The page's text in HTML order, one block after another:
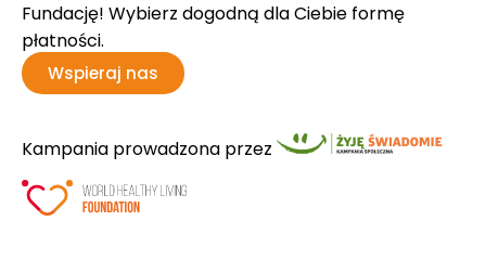
Fundację! Wybierz dogodną dla Ciebie formę
płatności.
Wspieraj nas
Kampania prowadzona przez